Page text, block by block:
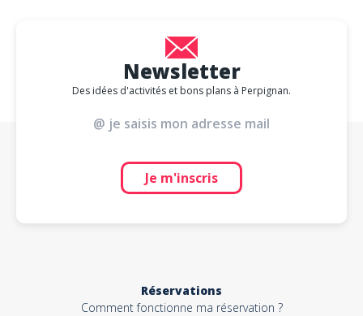
Newsletter
Des idées d'activités et bons plans à Perpignan.
Je m'inscris
Réservations
Comment fonctionne ma réservation ?